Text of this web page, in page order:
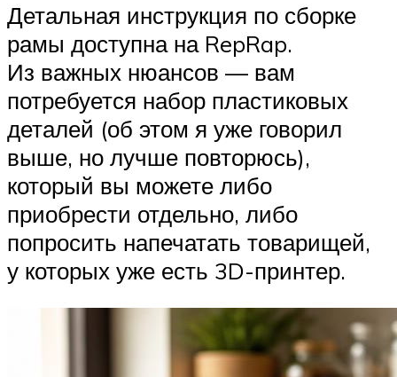
Детальная инструкция по сборке
рамы доступна на RepRap.
Из важных нюансов — вам
потребуется набор пластиковых
деталей (об этом я уже говорил
выше, но лучше повторюсь),
который вы можете либо
приобрести отдельно, либо
попросить напечатать товарищей,
у которых уже есть 3D-принтер.